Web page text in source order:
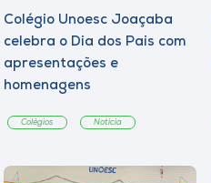
Colégio Unoesc Joaçaba
celebra o Dia dos Pais com
apresentações e
homenagens
Colégios Notícia